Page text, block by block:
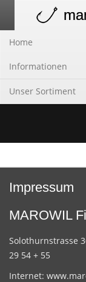
navigation
Home
Informationen
Unser Sortiment
Impressum
MAROWIL
Solothurnstrasse
29 54 + 55
Internet: